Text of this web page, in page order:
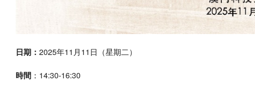
日期： 2025年11月11日（星期二）
時間 ：14:30-16:30